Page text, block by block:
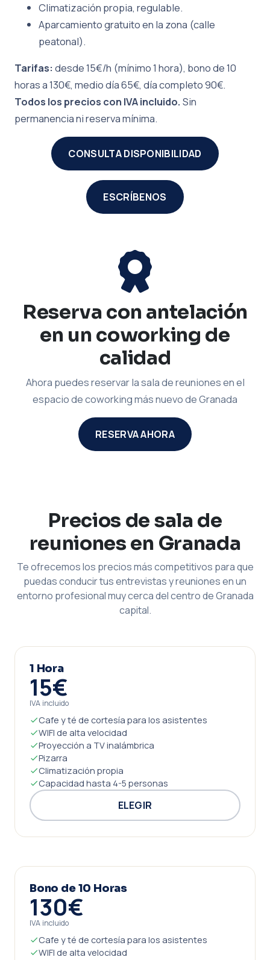
Climatización propia, regulable.
Aparcamiento gratuito en la zona (calle
peatonal).
Tarifas: desde 15€/h (mínimo 1 hora), bono de 10
horas a 130€, medio día 65€, día completo 90€.
Todos los precios con IVA incluido. Sin
permanencia ni reserva mínima.
CONSULTA DISPONIBILIDAD
ESCRÍBENOS
Reserva con antelación
en un coworking de
calidad
Ahora puedes reservar la sala de reuniones en el
espacio de coworking más nuevo de Granada
RESERVA AHORA
Precios de sala de
reuniones en Granada
Te ofrecemos los precios más competitivos para que
puedas conducir tus entrevistas y reuniones en un
entorno profesional muy cerca del centro de Granada
capital.
1 Hora
15€
IVA incluido
Cafe y té de cortesía para los asistentes
WIFI de alta velocidad
Proyección a TV inalámbrica
Pizarra
Climatización propia
Capacidad hasta 4-5 personas
ELEGIR
Bono de 10 Horas
130€
IVA incluido
Cafe y té de cortesía para los asistentes
WIFI de alta velocidad